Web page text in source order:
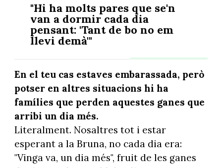
"Hi ha molts pares que se'n
van a dormir cada dia
pensant: 'Tant de bo no em
llevi demà'"
En el teu cas estaves embarassada, però
potser en altres situacions hi ha
famílies que perden aquestes ganes que
arribi un dia més.
Literalment. Nosaltres tot i estar
esperant a la Bruna, no cada dia era:
"Vinga va, un dia més", fruit de les ganes